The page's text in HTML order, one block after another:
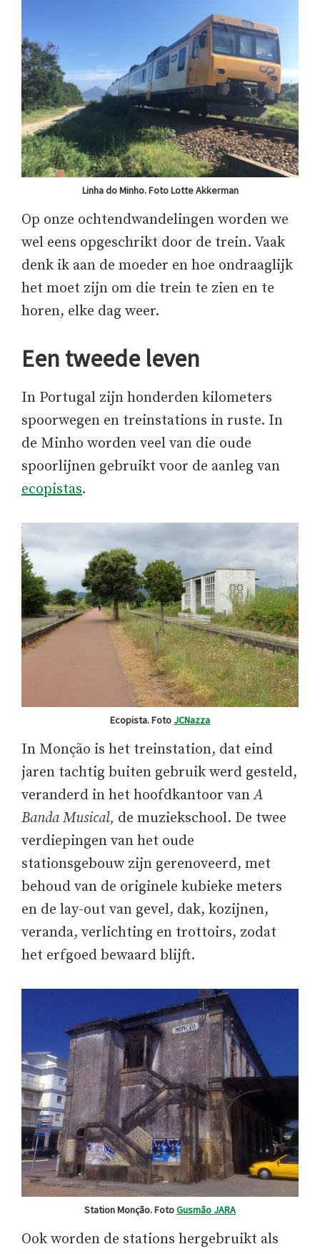
Linha do Minho. Foto Lotte Akkerman
Op onze ochtendwandelingen worden we
wel eens opgeschrikt door de trein. Vaak
denk ik aan de moeder en hoe ondraaglijk
het moet zijn om die trein te zien en te
horen, elke dag weer.
Een tweede leven
In Portugal zijn honderden kilometers
spoorwegen en treinstations in ruste. In
de Minho worden veel van die oude
spoorlijnen gebruikt voor de aanleg van
ecopistas.
Ecopista. Foto JCNazza
In Monção is het treinstation, dat eind
jaren tachtig buiten gebruik werd gesteld,
veranderd in het hoofdkantoor vanA
Banda Musical, de muziekschool. De twee
verdiepingen van het oude
stationsgebouw zijn gerenoveerd, met
behoud van de originele kubieke meters
en de lay-out van gevel, dak, kozijnen,
veranda, verlichting en trottoirs, zodat
het erfgoed bewaard blijft.
Station Monção. FotoGusmão JARA
Ook worden de stations hergebruikt als